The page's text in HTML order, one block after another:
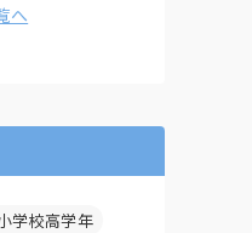
へ
学校高学年